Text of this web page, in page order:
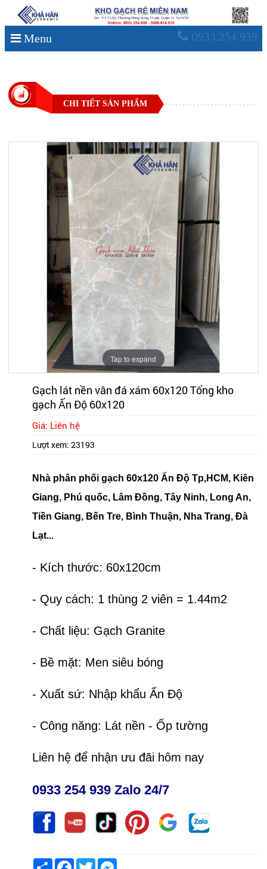
Menu 0933.254.939
CHI TIẾT SẢN PHẨM
Tap to expand
Gạch lát nền vân đá xám 60x120 Tổng kho
gạch Ấn Độ 60x120
Giá: Liên hệ
Lượt xem: 23193
Nhà phân phối gạch 60x120 Ấn Độ Tp,HCM, Kiên
Giang, Phú quốc, Lâm Đồng, Tây Ninh, Long An,
Tiền Giang, Bến Tre, Bình Thuận, Nha Trang, Đà
Lạt...
- Kích thước: 60x120cm
- Quy cách: 1 thùng 2 viên = 1.44m2
- Chất liệu: Gạch Granite
- Bề mặt: Men siêu bóng
- Xuất sứ: Nhập khẩu Ấn Độ
- Công năng: Lát nền - Ốp tường
Liên hệ để nhận ưu đãi hôm nay
0933 254 939 Zalo 24/7
Share Facebook
Twitter